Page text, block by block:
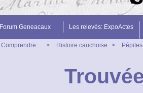
Forum Geneacaux Les relevés: ExpoActes
Comprendre ... > Histoire cauchoise >